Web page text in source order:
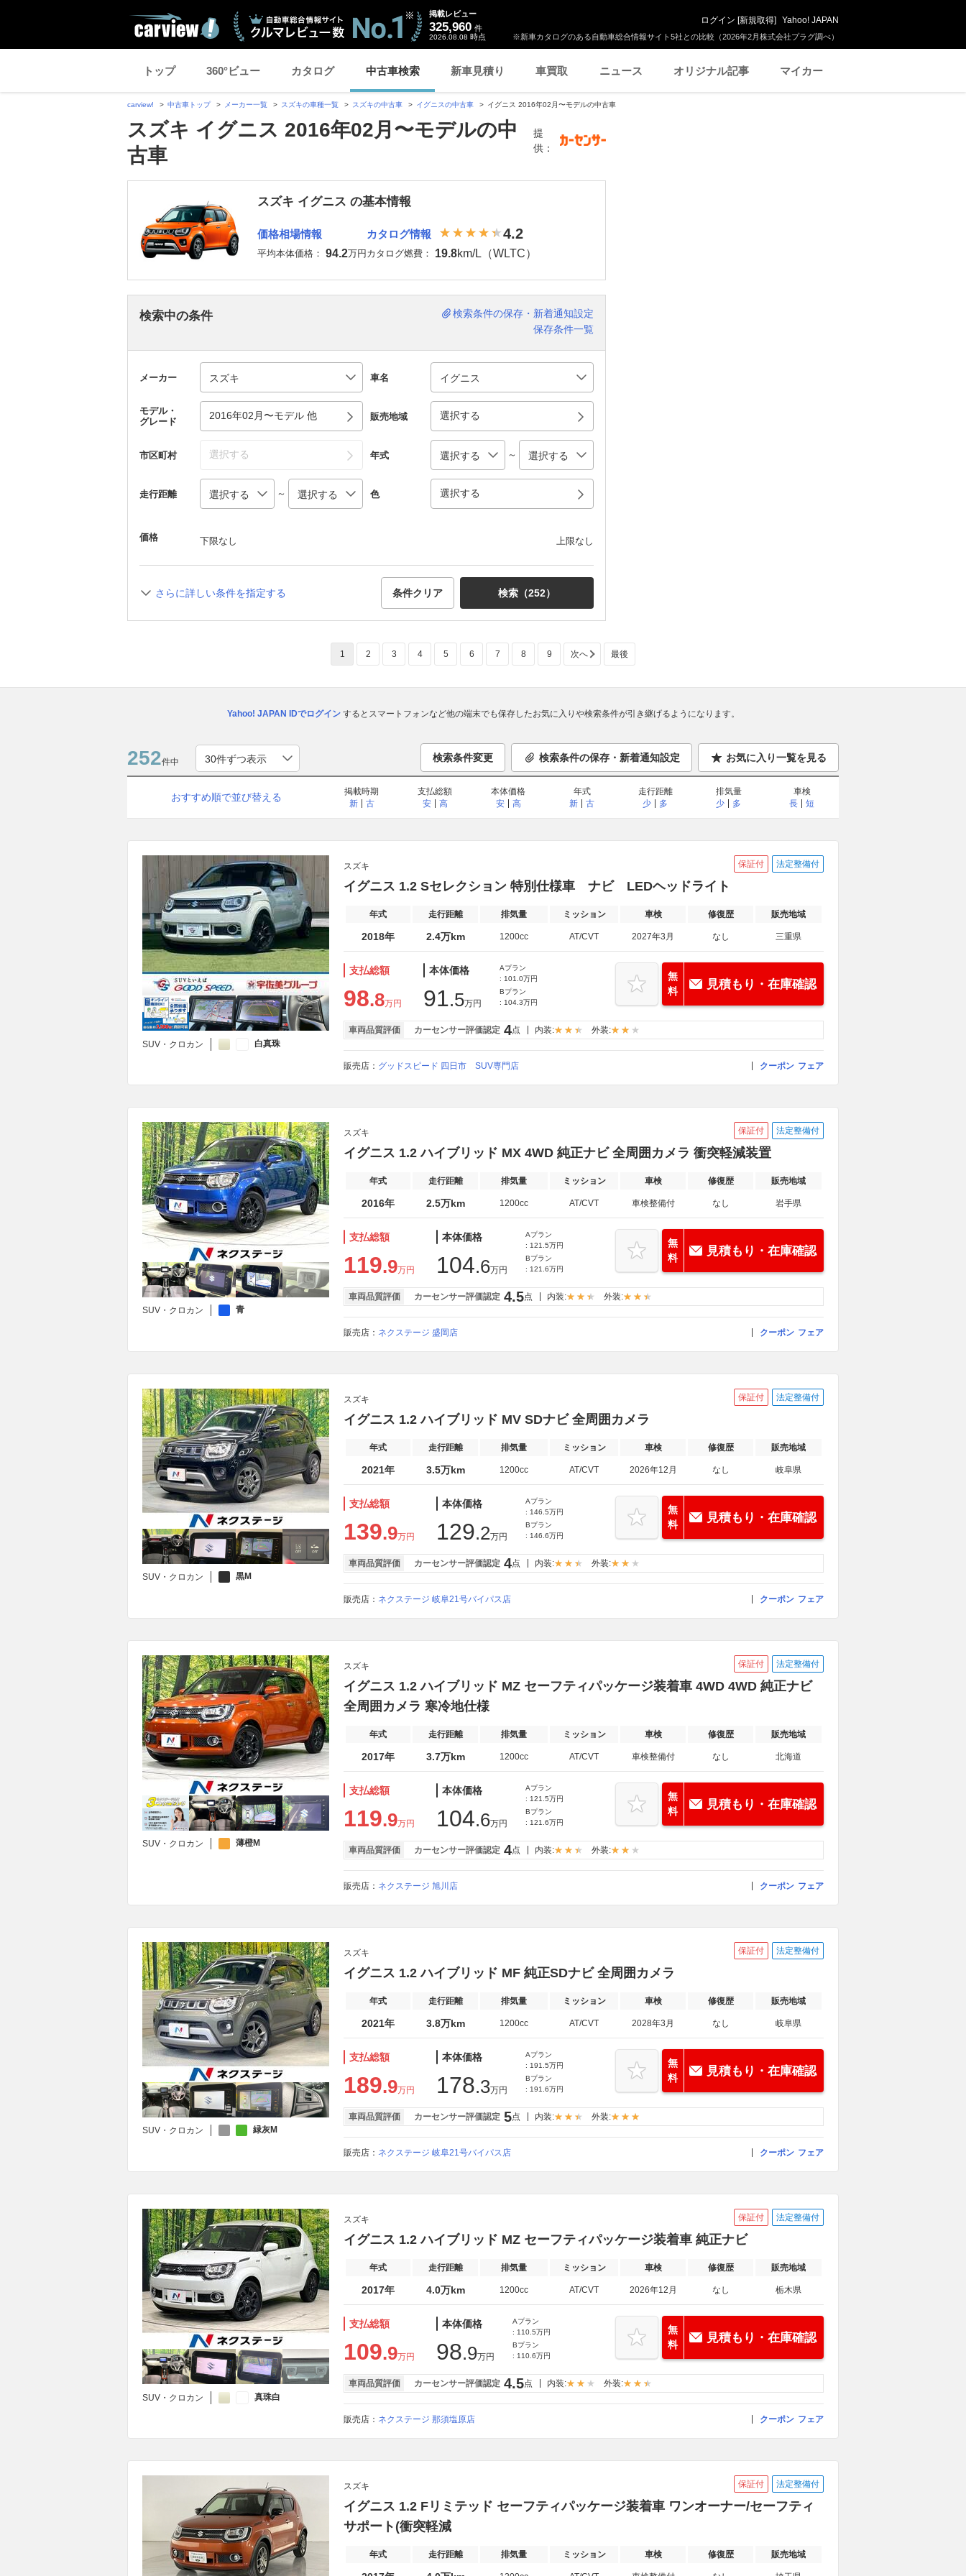
※新車カタログのある自動車総合情報サイト5社との比較（2026年2月株式会社プラグ調べ）
掲載レビュー
325,960 件
2026.08.08 時点
ログイン [新規取得] Yahoo! JAPAN
トップ 360°ビュー カタログ 中古車検索 新車見積り 車買取 ニュース オリジナル記事 マイカー
carview! 中古車トップ メーカー一覧 スズキの車種一覧 スズキの中古車 イグニスの中古車 イグニス 2016年02月〜モデルの中古車
スズキ イグニス 2016年02月〜モデルの中
古車
提
供：
スズキ イグニス の基本情報
価格相場情報
平均本体価格： 94.2万円
カタログ情報 4.2
カタログ燃費： 19.8km/L（WLTC）
検索中の条件
検索条件の保存・新着通知設定
保存条件一覧
メーカー 車名
モデル・
グレード
2016年02月〜モデル 他 販売地域 選択する
市区町村 選択する 年式 ～
走行距離 ～ 色 選択する
価格 下限なし 上限なし
さらに詳しい条件を指定する 条件クリア 検索（252）
1 2 3 4 5 6 7 8 9 次へ 最後
Yahoo! JAPAN IDでログインするとスマートフォンなど他の端末でも保存したお気に入りや検索条件が引き継げるようになります。
252件中 検索条件変更 検索条件の保存・新着通知設定 お気に入り一覧を見る
おすすめ順で並び替える
掲載時期
新
古
支払総額
安
高
本体価格
安
高
年式
新
古
走行距離
少
多
排気量
少
多
車検
長
短
SUV・クロカン 白真珠
スズキ 保証付 法定整備付
イグニス 1.2 Sセレクション 特別仕様車 ナビ LEDヘッドライト
年式 走行距離 排気量 ミッション 車検 修復歴 販売地域
2018年 2.4万km 1200cc AT/CVT 2027年3月 なし 三重県
支払総額
98.8万円
本体価格
91.5万円
Aプラン
: 101.0万円
Bプラン
: 104.3万円
無
料
見積もり・在庫確認
車両品質評価 カーセンサー評価認定 4点 内装: 外装:
販売店： グッドスピード 四日市 SUV専門店 クーポン フェア
SUV・クロカン 青
スズキ 保証付 法定整備付
イグニス 1.2 ハイブリッド MX 4WD 純正ナビ 全周囲カメラ 衝突軽減装置
年式 走行距離 排気量 ミッション 車検 修復歴 販売地域
2016年 2.5万km 1200cc AT/CVT 車検整備付 なし 岩手県
支払総額
119.9万円
本体価格
104.6万円
Aプラン
: 121.5万円
Bプラン
: 121.6万円
無
料
見積もり・在庫確認
車両品質評価 カーセンサー評価認定 4.5点 内装: 外装:
販売店： ネクステージ 盛岡店 クーポン フェア
SUV・クロカン 黒M
スズキ 保証付 法定整備付
イグニス 1.2 ハイブリッド MV SDナビ 全周囲カメラ
年式 走行距離 排気量 ミッション 車検 修復歴 販売地域
2021年 3.5万km 1200cc AT/CVT 2026年12月 なし 岐阜県
支払総額
139.9万円
本体価格
129.2万円
Aプラン
: 146.5万円
Bプラン
: 146.6万円
無
料
見積もり・在庫確認
車両品質評価 カーセンサー評価認定 4点 内装: 外装:
販売店： ネクステージ 岐阜21号バイパス店 クーポン フェア
SUV・クロカン 薄橙M
スズキ 保証付 法定整備付
イグニス 1.2 ハイブリッド MZ セーフティパッケージ装着車 4WD 4WD 純正ナビ
全周囲カメラ 寒冷地仕様
年式 走行距離 排気量 ミッション 車検 修復歴 販売地域
2017年 3.7万km 1200cc AT/CVT 車検整備付 なし 北海道
支払総額
119.9万円
本体価格
104.6万円
Aプラン
: 121.5万円
Bプラン
: 121.6万円
無
料
見積もり・在庫確認
車両品質評価 カーセンサー評価認定 4点 内装: 外装:
販売店： ネクステージ 旭川店 クーポン フェア
SUV・クロカン 緑灰M
スズキ 保証付 法定整備付
イグニス 1.2 ハイブリッド MF 純正SDナビ 全周囲カメラ
年式 走行距離 排気量 ミッション 車検 修復歴 販売地域
2021年 3.8万km 1200cc AT/CVT 2028年3月 なし 岐阜県
支払総額
189.9万円
本体価格
178.3万円
Aプラン
: 191.5万円
Bプラン
: 191.6万円
無
料
見積もり・在庫確認
車両品質評価 カーセンサー評価認定 5点 内装: 外装:
販売店： ネクステージ 岐阜21号バイパス店 クーポン フェア
SUV・クロカン 真珠白
スズキ 保証付 法定整備付
イグニス 1.2 ハイブリッド MZ セーフティパッケージ装着車 純正ナビ
年式 走行距離 排気量 ミッション 車検 修復歴 販売地域
2017年 4.0万km 1200cc AT/CVT 2026年12月 なし 栃木県
支払総額
109.9万円
本体価格
98.9万円
Aプラン
: 110.5万円
Bプラン
: 110.6万円
無
料
見積もり・在庫確認
車両品質評価 カーセンサー評価認定 4.5点 内装: 外装:
販売店： ネクステージ 那須塩原店 クーポン フェア
スズキ 保証付 法定整備付
イグニス 1.2 Fリミテッド セーフティパッケージ装着車 ワンオーナー/セーフティ
サポート(衝突軽減
年式 走行距離 排気量 ミッション 車検 修復歴 販売地域